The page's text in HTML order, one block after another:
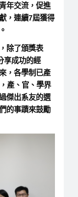
年交流，促進
，連續7屆獲得
除了頒獎表
享成功的經
，各學制已產
產、官、學界
傑出系友的選
的事蹟來鼓勵